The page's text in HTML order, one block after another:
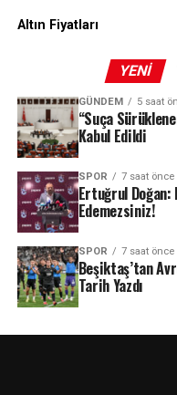
Altın Fiyatları
YENI
GÜNDEM 5 saat
“Suça
Kabul Edildi
SPOR 7 saat önce
Ertuğrul Doğan:
Edemezsiniz!
SPOR 7 saat önce
Beşiktaş’tan
Tarih Yazdı